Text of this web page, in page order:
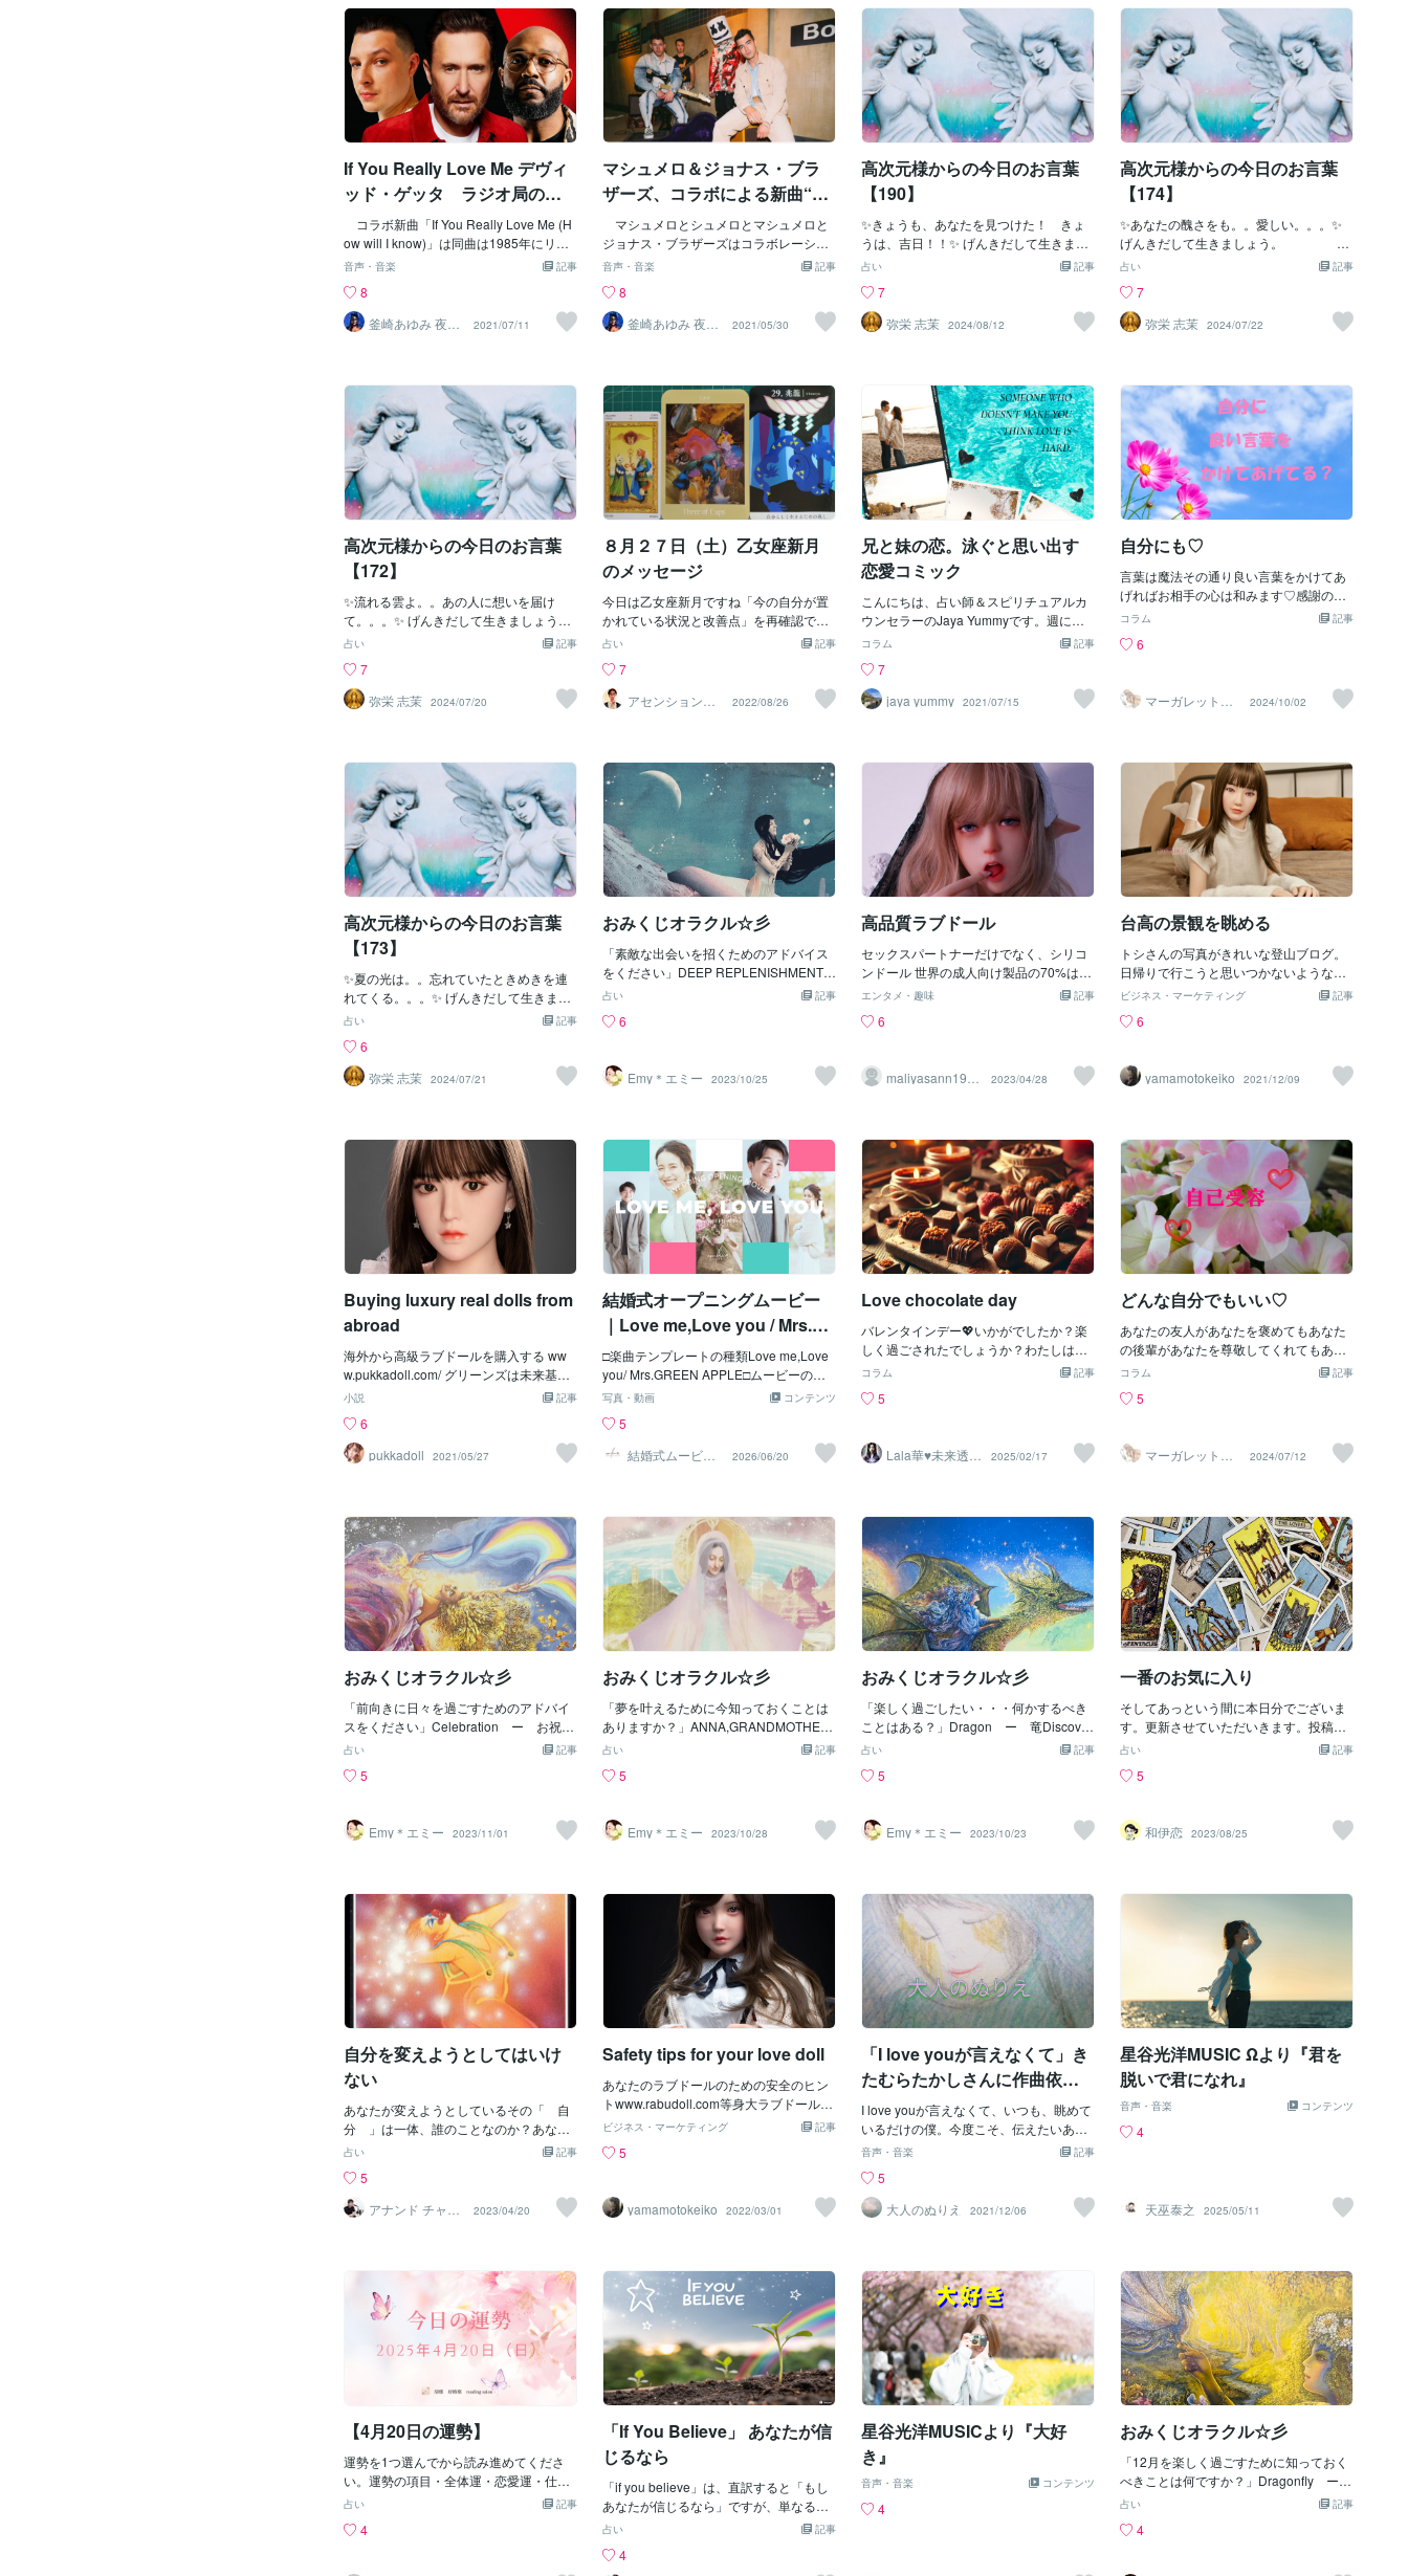
＾ そして、さらにモチベーションがUP
します♪今日もお疲れさまでした＾＾✨＝
＞ https://coconala.com/users/4175388
ココナラでは電話相談の話し相手サービ
スをしています＾＾✨✨17ヵ国を訪れた
私と海外の色んなお話をしませんか？＾
＾✨愛犬家向けサービス作りました＾＾
ッド・ゲッタとベッキー・ヒルがコラボ
レーションするのは2021年に発表され
た“Remember”以来となっているわ。[Ver
se 1: Becky Hill] Wrap me up in diamond
s, cover me in gold ダイヤモンドで私を
包み、金で私を覆う But nothing they cou
ld buy me made my heart whole でも心
の底から私を買えるものは何もない I’d gi
ven up on romance, then I found you ロ
マンスは諦めていたけど、あなたに出会
ったの Ain’t it crazy what love can do? 愛
の力ってすごいよね？ Crazy what love c
an do 愛にできることはクレイジー [Chor
us: Becky Hill] Can someone tell me wha
るのか誰か教えて？ You’re my oxygen, n
ow I can finally breathe あなたは私の酸
素、今ようやく私は呼吸
物は生身なので目の前に居る方を大事に
してあげて下さい💞目の前に居る方が喜
ぶような事ひとつでも良いからしてあげ
て下さいね💞私の好きな、カノンをベー
スにした曲です🌟男性も女性も気に入っ
て貰えたら嬉しいです💜本日出品を増や
しました❣️増やして直ぐにお気に入り登
録して下さった方ありがとうございます
🥀✨ユーザーもご登録ありがとうござい
ます😊今日はここまで🌸*･゜ﾟ･*:.｡..｡.:
*･'(*ﾟ▽ﾟ*)'･*:.｡. .｡.:*･゜ﾟ･*です。ありが
とうございました(*☻-☻*)触れていって
ね❣️↓✨🥀😊
If You Really Love Me デヴィ
ッド・ゲッタ ラジオ局の司
会者とイギリス人シンガーと
コラボ！
コラボ新曲「If You Really Love Me (H
ow will I know)」は同曲は1985年にリリ
ースされた、ホイットニー・ヒュースト
れた曲だった。最初に曲を聴いたときに
Houseっぽいメロディーだからデビット
ちゃんには珍しいと思ってたのよねーWh
てほしいわ♪同曲のボーカルを担当して
いるジョン・ニューマンは、「ホイット
ニーの名曲であるこの曲は、僕と妻にと
って特別な曲です。僕なりの新しいスト
ーリーと感情を加えることはとても自然
なことだと感じました。ずっと一緒に仕
事をしたいと思っていたデヴィッド・ゲ
ッタとコラボが出来るのは本当に嬉しい
です。とコメントしているオンラインゲ
イバーのリピート割もやってみるわよ୧꒰*
´꒳`*꒱૭✧お気に入り登録忘れずにね！♥ハ
ートマークが赤になればOKよん。(୨୧ ❛ᴗ❛)
✧ ブログの♥マークもぽっちとしてねー꒰
◍ᐡ人ᐡ◍꒱
記事
音声・音楽
8
釜崎あゆみ 夜は
20時頃待機予定
2021/07/11
マシュメロ＆ジョナス・ブラ
ザーズ、コラボによる新曲“Le
ave Before You Love Me”が
公開
マシュメロとシュメロとマシュメロと
ジョナス・ブラザーズはコラボレーショ
ンによる新曲“Leave Before You Love M
Love Me”はジョナス・ブラザーズにとっ
て2021年にリリースされた初めての楽曲
となっている。キャッチーで雰囲気のあ
らない」別れとハートブレイクを描く。8
0年代が蘇る疾走感溢れるノスタルジック
なメロディが心を離さないポップ・ナン
バーになっている。驚きの組み合わせで
すわ。MarshmelloとJonas Brothers。こ
の組み合わせには驚きました。以前から
MarshmelloはJonas Brothersとコラボす
る的な発言をしていたらしいですが、ま
さか本当に実現するとは思ってませんで
したわI see you calling I didn't wanna lea
ve you like that It's five in the morning, ye
ah, yeah A hundred on the dash 'Cause
my wheels are rolling 君が誰かに電話を
してる こんな感じに君を置き去りにした
てた 全力で走ってる 僕のホイールが回り
続けているんだAin't taking my foot off the
gas And it only took the one night To see
記事
音声・音楽
8
釜崎あゆみ 夜は
20時頃待機予定
2021/05/30
高次元様からの今日のお言葉
【190】
✨きょうも、あなたを見つけた！ きょ
うは、吉日！！✨ げんきだして生きまし
ょう。 闇子より 闇子の闇は、闇
み・・・ 闇子は、人の心の闇と病みを視
ることができます。
記事
占い
7
弥栄 志茉 2024/08/12
高次元様からの今日のお言葉
【174】
✨あなたの醜さをも。。愛しい。。。✨
げんきだして生きましょう。
闇子より 闇子の闇は、闇の闇。。。闇子
心の闇と病みを視ることができます。
記事
占い
7
弥栄 志茉 2024/07/22
高次元様からの今日のお言葉
【172】
✨流れる雲よ。。あの人に想いを届け
て。。。✨ げんきだして生きましょう。
闇子より 闇子の闇は、闇の
闇子は、人の心の闇と病みを視ることが
できます。
記事
占い
7
弥栄 志茉 2024/07/20
８月２７日（土）乙女座新月
のメッセージ
今日は乙女座新月ですね「今の自分が置
かれている状況と改善点」を再確認でき
る日とのことです。今日はルノルマンカ
「鍵」「庭園」「時計」 現在「棺」「太
陽」「鎌」 未来「イカリ」「魚」「星」
TAROT OF WHITE CATS 「カップ
しく生きるための兆し） ルノルマンカー
ド9枚使用時には、中心にあるカードが一
番重要なメッセージになります。 今回は
「太陽」ですね。 気持ちを新たにして、
前向きに進むことができるでしょう。過
去を手放して、前を向いて歩くイメージ
です（時間、鎌） あなたの中の封印は、
既に解かれています（鍵） 終わりと始ま
り（棺） 大勢の人の中で、あなたは輝く
来は希望に満ちています。豊かさと安定
を手に入れることができるでしょう（イ
カリ、魚） 不要なもの（物・者）を断ち
切り、手放すことで、より導きの力は強
きるでしょう。 相手を支配することをや
めて、無条件の愛で繋がってください。
ります。「兆龍」は変化の兆しを告げる
存在です。 あなたの成長段階が変わる時
期が来ています。切り替えを意識するこ
とが重要です。 今までの常識から抜け出
して、あなたの新たな可能性に気づく時
です。新たな一歩、新しいチャレンジを
試みてください。 本当のあなたらしさが
輝くきっかけになるでしょう。
記事
占い
7
アセンションナ
ビゲーター和（K
2022/08/26
兄と妹の恋。泳ぐと思い出す
恋愛コミック
こんにちは、占い師＆スピリチュアルカ
ウンセラーのJaya Yummyです。週に一
回ほどプールに通ってます。近所にある
してとても泳ぎやすいプールで気に入っ
ています。私は泳ぐのが好きで、海でも
プールでもけっこうガツガツ泳いじゃう
恋愛コミックですね。大御所マンガ家、
里中満智子さんの作品、『彼方へ』この
作品のヒロインは水泳をやってるんです
ね。高校のクラブだったかな、最初は適
当だったんです。が、だんだん真剣にな
りオリンピックを目指すようになってい
くわけなんですけど。。。それは、同じ
クラブで、ある先輩に恋するからなんで
すね。それで二人は苦難を乗り越えて愛
でだとただの青春恋愛マンガなんですけ
ど、実はこの先輩、ヒロインの異母兄。
その驚愕の事実を知って、ふたりは苦し
むのですが、最終的には、「たとえ血の
供はつくらない。私たちは彼方へ向かっ
て一緒に歩いていく」うーん、すごい。
人でハッピーエンドなんですが、『彼方
へ』は実の兄妹でエンディング。昭和の
コミックですが、とても大胆で考えさせ
られます。苦しい恋を彼らはしていたん
ですね。それを乗り越えて、自分たちの
愛の在り方、生き方を掴んでいった。そ
ういうのって、今も昔も変わらないです
よね。今はLGBTという言葉もあり、性的
（恋愛的ともいえると思いますが）マイ
記事
コラム
7
jaya yummy 2021/07/15
自分にも♡
言葉は魔法その通り良い言葉をかけてあ
げればお相手の心は和みます♡感謝の言
葉励ましの言葉労いの言葉その他もいろ
は波動の世界でもあるから良き言葉はポ
するんです。それはなんとなくでも皆さ
ん感じていますよね❣けれどちょっと待
っていて偉いよね、私」「ここまでやれ
たんだよ、スゴイ」「１人で良く頑張れ
たね」優しくて真面目な人ほどそれが当
たり前と思ってしまう。いっぱいいっぱ
い頑張っているのに自分には「もっと頑
張れ」って言ってしまう。それを続けて
いたらあなたの心も身体もある日、言う
ことを聞いてくれなくなってしまうん
だ。Self Love自分に優しくね♡いつも一
緒にいてくれる唯一の相棒だよ私は今迄
本当にコレをしてこなかったのです。そ
してつらい日々を長く過ごしてしまいま
した。けれど自分を愛することを心掛け
すこんな言霊さんが＊＊＊♡「みっこは
りがとう、体さん、あなたのおかげで頑
張れました」「今日は何もせずゆっくり
自分がいました。そしてその言葉を聴い
ているもう一人の自分が とても喜んで
心が穏やかになるんです♡人には沢山の
良い言葉をかけることが出来ても自分に
は出来ていなかったっていう人も今日か
ら始めてみてください。最初は照れくさ
いかもしれないよ＊＊けれど続けていく
うちにいつも心穏やかに感謝の気持ちで
過ごせる自分がいる
記事
コラム
6
マーガレット♡F 2024/10/02
高次元様からの今日のお言葉
【173】
✨夏の光は。。忘れていたときめきを連
れてくる。。。✨ げんきだして生きまし
ょう。 闇子より 闇子の闇は、闇
み。。。 闇子は、人の心の闇と病みを視
ることができます。
記事
占い
6
弥栄 志茉 2024/07/21
おみくじオラクル☆彡
「素敵な出会いを招くためのアドバイス
をください」DEEP REPLENISHMENT
ー 心を満たすRetreat. Rest. Be held.
の心を満たしましょう。何か幸せな気持
なたの心の泉が満たされていなければ、
体は本能的に外の世界にそれを求めてし
す。あなたの心を満たすものであなたの
魂に栄養をあげてくださいね。満たされ
たあなたはキラキラして素敵な出会いを
引き寄せるはずです♡Have a beautiful d
ay ♡ Emy
記事
占い
6
Emy＊エミー 2023/10/25
高品質ラブドール
セックスパートナーだけでなく、シリコ
ンドール 世界の成人向け製品の70%は中
国で生産されており、リアルドールもそ
しく、足が長く、ウエストが細く、胸が
シーでグラマラスでありながら、純粋で
癒しにもなり、多くの男性の夢のような
住んでいるかもしれません. リアルドール
www.loveindoll.com/ シリコンドールをカ
スタマイズするには、メーカーが現在開
発している58の顔、11の体型、および4
つの肌の色から選択する必要があります.
詳細には、瞳の色、髪の存在と色、爪の
色、顔の特徴、化粧など. では、これらの
シリコーン人形の注文者は誰ですか? TP
Eリアルドール www.loveindoll.com/tpe-l
ove-doll.html ヤン・ドンユエは、「性欲
を解消するために人形を使うのはコスト
がかかりすぎて、人形を100回使うこと
はできないかもしれない」と感じた. 彼の
専用の人型の仲間であり、彼の心理的な
「筋肉型ダッチワイフのユーザーはオタ
クで、普段は女性と接することがなく、
が、うちのプレイヤーの3割～4割は既婚
者です。そのカップルは子供がいない. 人
形を購入して娘として育てます. 年配の未
亡人も人形を通して精神的な支えを探し
ます. 大きなお尻人形 www.loveindoll
記事
エンタメ・趣味
6
maliyasann1996 2023/04/28
台高の景観を眺める
トシさんの写真がきれいな登山ブログ。
日帰りで行こうと思いつかないような山
にも、日帰りで登っています。なかなか2
は。■ブログURLはコチラrabudoll.comA
es of Toshi. I also climb mountains that I c
an't think of on a day trip. If you don't hav
記事
ビジネス・マーケティング
6
yamamotokeiko 2021/12/09
Buying luxury real dolls from
abroad
海外から高級ラブドールを購入する ww
w.pukkadoll.com/ グリーンズは未来基金
の懸念を提起し、子供のようなダッチワ
クを主張している 緑の党は、連邦政府に
対し、国の公的資産投資ファンドが、化
石燃料、ミャンマー軍、子供のようなダ
るよう要請した。 連邦議会での精査聴聞
会で、クイーンズランド州上院議員のラ
リッサ・ウォーターズは、アダニ港を含
むアダニ企業への団体の320万ドルの投
資について、未来基金の責任者であるラ
ファエル・アーントを焼きました。アダ
ニ港は昨年、ミャンマーの首都ヤンゴン
に国軍が管理する土地に港を建設し運営
する入札に勝った。 アダニはこのプロジ
擁護したが、ウォーターズ上院議員はオ
ーストラリア国際正義ジャーナルからの3
月の報告書を参照してそうではないと主
張した。 どのように等身大ラブドールを
殺害されたと考えられている2月の血なま
ぐさい軍事クーデター以来混乱状態にあ
いる米国企業がアダニ港と話をするため
に「引き受けた」と述べた。 「私たち
は、投資するすべての国の地政学を調査
または理解することが私たちの役割であ
るとは考えていません」とアーント博士
は言いました。「私たちの仕事は、現在2
200億ドルを超える資産を連邦に代わっ
て投資することです。
記事
小説
6
pukkadoll
2021/05/27
結婚式オープニングムービー
｜Love me,Love you / Mrs.G
REEN APPLE
□楽曲テンプレートの種類Love me,Love
you/ Mrs.GREEN APPLE□ムービーの説
明Mrs.GREEN APPLEの楽曲『Love me,
しい雰囲気の結婚式オープニングムービ
ーです。映像クリエイター×デザイナー
が、楽曲のビートに合わせて1フレーム単
かく明るいメロディに乗せて、お二人の
新たな門出を祝福する多幸感あふれるム
ービーに。ブラシペイントのデザインに
ポロライド風の写真演出を組み合わせ、
テキストカラーやフォントにもこだわっ
ています。曲の流れに合わせた構成と編
集、ラストのカウントダウンにより、会
場全体が一体化することを目指しまし
た。新郎新婦入場への期待感を生み出
ること間違いなしのオープニングムービ
ーです。・写真：56枚・動画：16か所
（写真に変更可）・コメント：2か所※楽
曲テンプレートを元に、写真・動画・コ
秒間の黒画面を挿入します。□ムービーに
使用する情報・結婚式の日付：例）2025.
日：例）1996.05.05・新郎さまの出身
地：例）OSAKA・新婦さまの下の名前
（ローマ字）：例）AI・新婦さまの誕生
日：例）1997.03.03・新婦さまの出身
地：例）HOKKAIDO・新郎新婦さまのお
住まい：例）TOKYO□ムービーの構成下
記を参考に写
コンテンツ
写真・動画
5
結婚式ムービーc
ouleur
2026/06/20
Love chocolate day
バレンタインデー💖いかがでしたか？楽
しく過ごされたでしょうか？わたしは毎
年恒例のチョコレートレシピがあり今年
たそして、自分で食べる！これが贅沢な
別なのです！実は基本的にバレンタイン
デーは自分が楽しむことを第一優先とし
実感する日なのです 笑普段は自分だけ
のためにチョコ作りとはなかなかならな
いのですがバレンタインデーシーズンは
周りの雰囲気にも後押しされて無意識に
材料を購入していますいつの間にか準備
万端！となるので面白いものですこんな
食い意地を張っているわたしですが勿論
プレゼントすることも大好きですよ！チ
ョコレートとかケーキとかスイーツって
何だか目にするだけで幸せな気持ちにな
りませんか？だから、ついラッピングに
も拘ってしまいますチョコレートの量に
対してラッピングやけに豪華！！！とな
来のバレンタインデーの概念も素敵人に
のですね現代では恋人というワードだけ
ではなく様々な人間関係における感謝の
に想いを込める(お返しを求めずに！ちょ
っとは期待しつつ！)これがこのイベント
の想いの趣旨かも知れません勇気を出し
て愛を伝えた皆様に愛の倍返しを感じら
れるときがことをお祈りしております
記事
コラム
5
Lala華♥未来透視
スピリチュアル
2025/02/17
どんな自分でもいい♡
あなたの友人があなたを褒めてもあなた
の後輩があなたを尊敬してくれてもあな
たの家族があなたの全てを認めてくれて
ればHappyは中々近付いてはくれませ
にこんなお話の動画や書籍に出会った記
憶があります。わたしたちは母親のお腹
る前は母親のお腹の中で愛いっぱいの状
態です。それはまるで宇宙の愛に包まれ
ている感覚そのもの。けれどこの世界に
産まれ落ちた瞬間にその傷は穴となって
そこに空間ができるのです。それを埋め
る為にわたしたちは愛を求め彷徨う♡の
だそうです。決して完璧な人間などひと
りもいないことを魂の深い部分ではなん
となくでも感じながらわたしたちは自分
という完璧な〇（丸）を目指します。そ
の空いてしまった空間を何とか埋めよう
と他者にそれ（愛）を求めるのです。あ
る時は家族に…ある時はパートナーに…
めることは難しい。そうです…他者も
でもあなたの心の欠けを埋めるいちばん
シンプルなメソッドがあるのです。それ
どんな状況も受け入れることができない
＊＊＊それでもあなたは今こうして生き
ているそれだけでもう本当にあなたは素
晴らしい✨Fairy はそう囁いてくれていま
すよ♡♪どんな自分だっていい良い時も
悪い時だって全部丸ごと自分を認めてあ
げよう受け入れてあげよう今を生きてい
るあなたは本当
記事
コラム
5
マーガレット♡F 2024/07/12
おみくじオラクル☆彡
「前向きに日々を過ごすためのアドバイ
スをください」Celebration ー お祝い
Let Go and Have Fun ー 肩の力を抜
ですね！とにかく楽しいことを見つけて
切な人とでも自分だけでも美味しいもの
を食べたり好きな音楽で踊ったり、、、
すよ♡ まずは頑張っているあなた自身を
労って力を抜いてくださいね♡Have a b
eautiful day ♡ Emy
記事
占い
5
Emy＊エミー 2023/11/01
おみくじオラクル☆彡
「夢を叶えるために今知っておくことは
ありますか？」ANNA,GRANDMOTHER
OF JESUS ー キリストの祖母アンナS
ne plan. ー 光を照らす・基礎を敷
っそりと奉仕の人生を送ってきた女性で
す。そして新しい世界を夢見ながら努力
ます。誰かの役割が他の人の役割よりも
価値があるわけではありません。”夢に向
かい頑張っている”役割だとするならば、
そんなあなたを見て私も頑張ろうと勇気
が出る人もいるでしょうし応援してくれ
る人もいるでしょう。孤軍奮闘している
方もいると思いますが人は必ず誰かに何
かに影響します。夢に向かって頑張って
いるあなたを支えてくれる人や物事への
感謝を忘れず、またご自身も人を助けた
り喜ばせたりすることが大切です。夢の
種を蒔いている時期と思って目の前にあ
るやるべきことをやり、自分にも他人に
ul day ♡ Emy
記事
占い
5
Emy＊エミー 2023/10/28
おみくじオラクル☆彡
「楽しく過ごしたい・・・何かするべき
ことはある？」Dragon ー 竜Discover
Your Courage ー 勇気を奮い起こして
象徴です。いつも頑張っているあなたを
しいことが近いうちに起こるはずです！
あなたにとって最高に楽しいと思える近
日々持っていてくださいね♡Have a bea
utiful day ♡ Emy
記事
占い
5
Emy＊エミー 2023/10/23
一番のお気に入り
そしてあっという間に本日分でございま
す。更新させていただいきます。投稿に
手間取っていたら日付が変わっておりま
いの一番お気に入りでございます！TRU
っているのはピンクの箱で、可愛いで
す。時々改定されて装丁とかが変わるみ
しゃいました。メッセージがまた素敵で
んので、グーグルのカメラにお任せする
というのを最近覚えまして、スマホでパ
チパチ何度も撮影しています。結構きれ
いな日本語に一瞬で翻訳してくれて、便
利でございます。まだ使用したことない
って方はぜひ、カードは解説書が英語だ
けってこと多いですね。タロットカード
と、オラクルカードといいますと、スピ
リチュアルな要素や、心理学的な要素も
がっつり絡んできたりするんですね。ど
れがどれくらいの関係なのか以前に、ど
こからがスピリチュアルで、どこからが
いろな哲学的な思想とかがひょっこり出
てきて、学のない私には境界がわかりま
すね、どこから手を付けていいのか興奮
です。例えばこちらのカードですが、陰
と陽、男性性と女性性、昔の言い方では
左脳と右脳ということも聞いたことがあ
ります、英語だとYIN AND YANGこの単
語、呼び方だけで混乱いたします！受動
性と能動性という表現もありますね。そ
のバランスが良ければ、統合とか言った
りもしますね
記事
占い
5
和伊恋 2023/08/25
自分を変えようとしてはいけ
ない
あなたが変えようとしているその「 自
分 」は一体、誰のことなのか？あなた
を変えようとしているのもまたもう一つ
何をどうしようとあなたは「 自分 」
を変えることなど出来ない絶対にだあな
たが変えられるのはせいぜいエゴの一つ
に属するあなたはその「 自分 」を見
ることすら出来ないだがあなたにはあな
たではない偽りの「 自分 」ならいく
らでも見ることが出来るあなたに見るこ
とが出来るすべての「 自分 」はすべ
てエゴ・自我だ瞑想とはあなた自身を見
つめる練習だ瞑想とはあなたではない誰
かを見る練習だあなたに見えるあらゆる
ものｗ排除していくそうするとあなたは
を取り除く練習だそしてやがてあなたは
気付くこの排除している者はすべて自分
ではないとなぜならばその自分を排除し
てもあなたは1mmも減らないあなたの本
記事
占い
5
アナンド チャラ
ム
2023/04/20
Safety tips for your love doll
あなたのラブドールのための安全のヒン
トwww.rabudoll.com等身大ラブドールは
安全ですか？リアルドール業界は、元々
年、途方もなく成長しています。ハワー
人形の買収を開拓したので、これらのプ
レジャーリアルラブドールは単純なイン
ールになりました。これらの幸せなダッ
チワイフはタブーと見なされるだけでな
く、公の場でセックスについて話すこと
についての汚名もあります。しかし、
人々はこれらのリアルドールを受け入れ
るようになり、世界的な販売の急増は、
これらの素晴らしいセックス人形が社会
的に受け入れられていることを示してい
ます。これらのリアルラブドールは何年
にもわたって改良されており、今ではあ
なたと会話を続けることができるセック
スドールもあります。すばらしい！さ
て、これらの等身大ラブドールは暗号化
されており、さまざまな状況に適切に反
応できるようにする特別なスマート機能
を備えています。実際、ダッチワイフの
記事
ビジネス・マーケティング
5
yamamotokeiko 2022/03/01
「I love youが言えなくて」き
たむらたかしさんに作曲依頼
しました。
I love youが言えなくて、いつも、眺めて
いるだけの僕。今度こそ、伝えたいあな
たへの思い。どうすればいい？「いつ
を込めた。運んで行くのは、郵便屋さ
ん？小さな鳥？嘴に挟んで飛んでいく。
あなたへの想いが溢れているんだ。寒い
くて、いつも、気後してしまう僕。今度
こそ、伝えたいあなたへの思い。どうす
ればいい？「いつも、ありがとう。」小
さな箱に願いを込めた。運んで行くの
は、僕。イヤリング？細めの指輪？手の
中に隠して飛んでいく。あなたへの気持
ちは隠せなくなっている。寒い部屋で
も、心のうちは熱くてガラスに字を重ね
た。I love you年末を飾る曲は、やっぱり
ラブソング！！今年も沢山の愛が生まれ
ることを願っています。#大人のぬりえ
＃歌＃オリジナル歌詞
記事
音声・音楽
5
大人のぬりえ
2021/12/06
星谷光洋MUSIC Ωより『君を
脱いで君になれ』
コンテンツ
音声・音楽
4
天巫泰之 2025/05/11
【4月20日の運勢】
運勢を1つ選んでから読み進めてくださ
い。運勢の項目・全体運・恋愛運・仕事
運・金運運勢の項目に合わせてメッセー
運勢タロットカード「Two of Pentacle
記事
占い
4
「If You Believe」 あなたが信
じるなら
「if you believe」は、直訳すると「もし
あなたが信じるなら」ですが、単なる
「もしも」の話ではありません。それ
いう力強いメッセージなのです✨自分自
記事
占い
4
星谷光洋MUSICより『大好
き』
コンテンツ
音声・音楽
4
おみくじオラクル☆彡
「12月を楽しく過ごすために知っておく
べきことは何ですか？」Dragonfly ー
トンボLive Life to the Fullest ー 人生
さや柔軟性を象徴しています。トンボは
記事
占い
4